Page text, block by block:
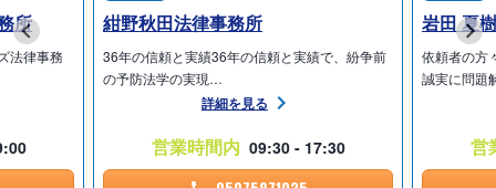
所
法律事務
紺野秋田法律事務所
36年の信頼と実績36年の信頼と実績で、紛争前
の予防法学の実現…
詳細を見る
営業時間内 09:30 - 17:30
岩田 夏
依頼者の方
誠実に問題
営